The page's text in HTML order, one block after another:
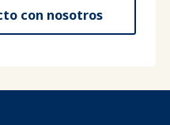
con nosotros